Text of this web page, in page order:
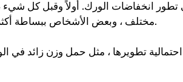
تطور انخفاضات الورك. أولاً وقبل كل
مختلف ، وبعض الأشخاص ببساطة أكثر عرضة لتطوير تراجع الورك من غيرهم.
تطويرها ، مثل حمل وزن زائد في